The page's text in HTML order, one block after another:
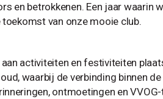
en betrokkenen. Een jaar waarin
van onze mooie club.
activiteiten en festiviteiten
waarbij de verbinding binnen
ontmoetingen en